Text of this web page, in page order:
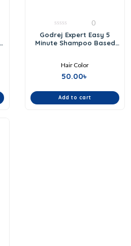
out
of
0
Godrej Expert Easy 5
Minute Shampoo Based
Hair Color
50.00৳
Add to cart